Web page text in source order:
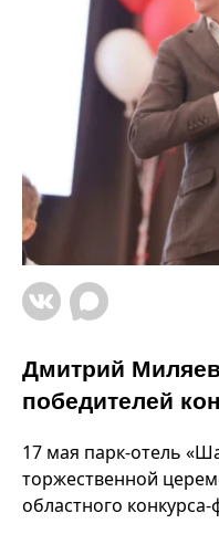
Дмитрий
победителей
17 мая парк-отель
торжественной
областного